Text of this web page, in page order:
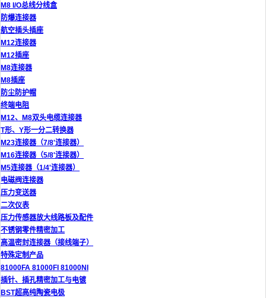
M8 I/O总线分线盒
防爆连接器
航空插头插座
M12连接器
M12插座
M8连接器
M8插座
防尘防护帽
终端电阻
M12、M8双头电缆连接器
T形、Y形一分二转换器
M23连接器（7/8'连接器）
M16连接器（5/8'连接器）
M5连接器（1/4'连接器）
电磁阀连接器
压力变送器
二次仪表
压力传感器放大线路板及配件
不锈钢零件精密加工
高温密封连接器（接线端子）
特殊定制产品
81000FA 81000FI 81000NI
插针、插孔精密加工与电镀
BST超高纯陶瓷电极